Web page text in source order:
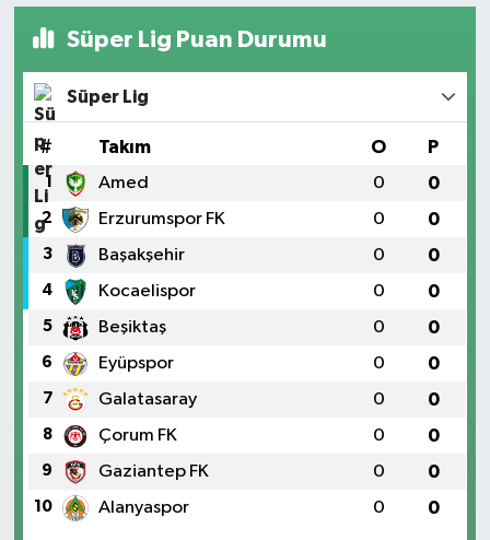
Süper Lig Puan Durumu
Süper Lig
# Takım O P
1 Amed 0 0
2 Erzurumspor FK 0 0
3 Başakşehir 0 0
4 Kocaelispor 0 0
5 Beşiktaş 0 0
6 Eyüpspor 0 0
7 Galatasaray 0 0
8 Çorum FK 0 0
9 Gaziantep FK 0 0
10 Alanyaspor 0 0